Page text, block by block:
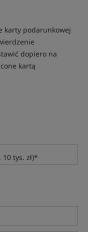
karty podarunkowej
dopiero na
kartą
tys. zł)*